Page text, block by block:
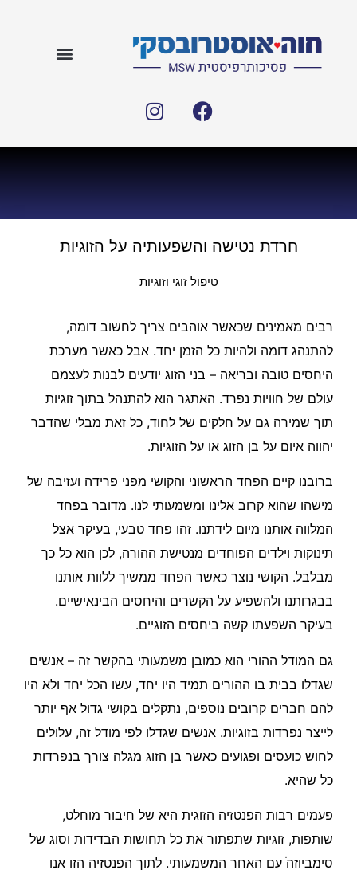
חרדת נטישה והשפעותיה על הזוגיות
טיפול זוגי וזוגיות
רבים מאמינים שכאשר אוהבים צריך לחשוב דומה,
להתנהג דומה ולהיות כל הזמן יחד. אבל כאשר מערכת
היחסים טובה ובריאה – בני הזוג יודעים לבנות לעצמם
עולם של חוויות נפרד. האתגר הוא להתנהל בתוך זוגיות
תוך שמירה גם על חלקים של לחוד, כל זאת מבלי שהדבר
יהווה איום על בן הזוג או על הזוגיות.
ברובנו קיים הפחד הראשוני והקושי מפני פרידה ועזיבה של
מישהו שהוא קרוב אלינו ומשמעותי לנו. מדובר בפחד
המלווה אותנו מיום לידתנו. זהו פחד טבעי, בעיקר אצל
תינוקות וילדים הפוחדים מנטישת ההורה, לכן הוא כל כך
מבלבל. הקושי נוצר כאשר הפחד ממשיך ללוות אותנו
בבגרותנו ולהשפיע על הקשרים והיחסים הבינאישיים.
בעיקר השפעתו קשה ביחסים הזוגיים.
גם המודל ההורי הוא כמובן משמעותי בהקשר זה – אנשים
שגדלו בבית בו ההורים תמיד היו יחד, עשו הכל יחד ולא היו
להם חברים קרובים נוספים, נתקלים בקושי גדול אף יותר
לייצר נפרדות בזוגיות. אנשים שגדלו לפי מודל זה, עלולים
לחוש כועסים ופגועים כאשר בן הזוג מגלה צורך בנפרדות
כל שהיא.
פעמים רבות הפנטזיה הזוגית היא של חיבור מוחלט,
שותפות, זוגיות שתפתור את כל תחושות הבדידות וסוג של
סימביוזהׁ עם האחר המשמעותי. לתוך הפנטזיה הזו אנו